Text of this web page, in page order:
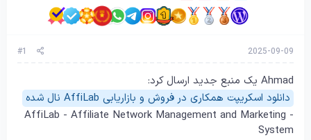
2025-09-09
#1
Ahmad یک منبع جدید ارسال کرد:
دانلود اسکریپت همکاری در فروش و بازاریابی AffiLab نال شده
- AffiLab - Affiliate Network Management and Marketing
System